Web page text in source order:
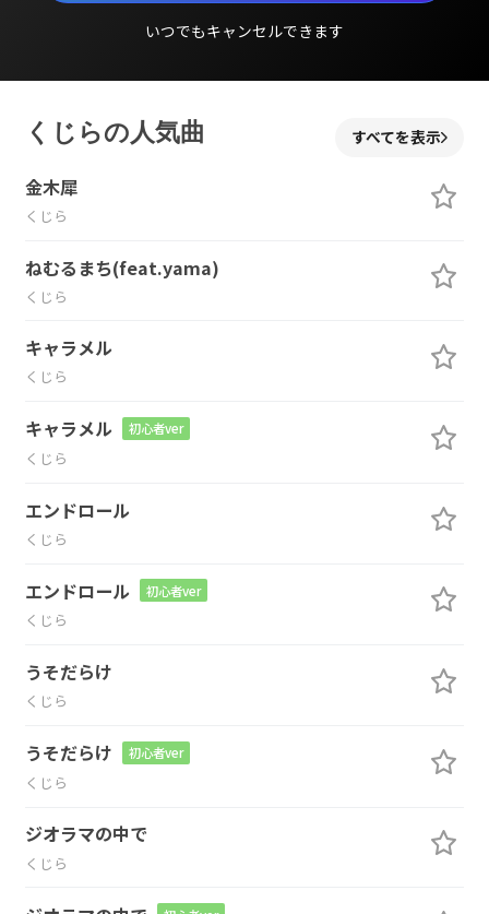
いつでもキャンセルできます
くじらの人気曲 すべてを表示
金木犀
くじら
ねむるまち(feat.yama)
くじら
キャラメル
くじら
キャラメル 初心者ver
くじら
エンドロール
くじら
エンドロール 初心者ver
くじら
うそだらけ
くじら
うそだらけ 初心者ver
くじら
ジオラマの中で
くじら